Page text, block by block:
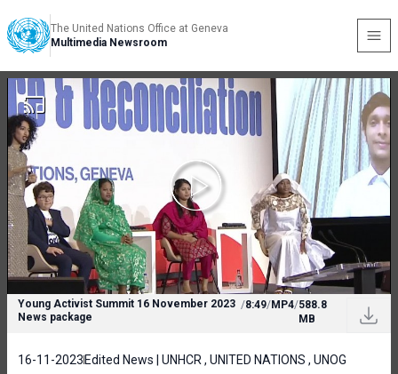
The United Nations Office at Geneva
Multimedia Newsroom
Young Activist Summit 16 November 2023
News package
/8:49/MP4/588.8
MB
16-11-2023 Edited News | UNHCR , UNITED NATIONS , UNOG